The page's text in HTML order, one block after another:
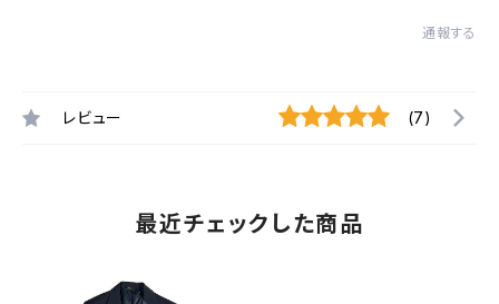
通報する
レビュー (7)
最近チェックした商品